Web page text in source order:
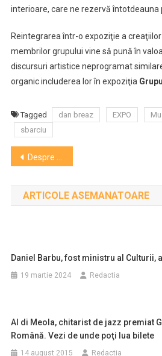
interioare, care ne rezervă întotdeauna
Reintegrarea într-o expoziţie a
membrilor grupului vine să pună în
discursuri artistice neprogramat
organic includerea lor în expoziţia
Tagged dan breaz EXPO
sbarciu
Navigare
în
articole
Despre „flipped learning” la Facultatea de Litere
ARTICOLE ASEMANATOARE
Daniel Barbu, fost ministru al Culturii,
19 martie 2024 Redactia
Al di Meola, chitarist de jazz premiat
Română. Vezi de unde poţi lua bilete
14 august 2015 Redactia